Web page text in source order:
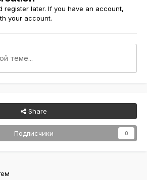
register later. If you have an account,
your account.
теме...
Share
Подписчики 0